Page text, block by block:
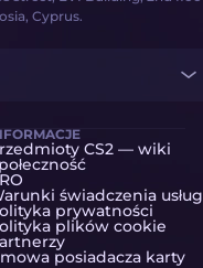
Cyprus.
CS2 — wiki
świadczenia usług
prywatności
plików cookie
posiadacza karty